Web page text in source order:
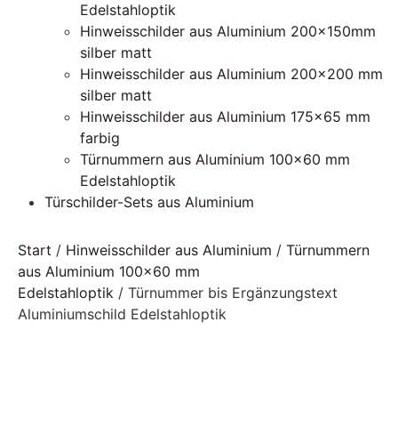
Edelstahloptik
Hinweisschilder aus Aluminium 200x150mm
silber matt
Hinweisschilder aus Aluminium 200×200 mm
silber matt
Hinweisschilder aus Aluminium 175×65 mm
farbig
Türnummern aus Aluminium 100×60 mm
Edelstahloptik
Türschilder-Sets aus Aluminium
Start / Hinweisschilder aus Aluminium / Türnummern
aus Aluminium 100x60 mm
Edelstahloptik / Türnummer bis Ergänzungstext
Aluminiumschild Edelstahloptik